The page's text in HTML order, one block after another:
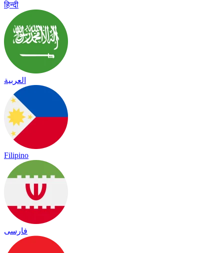
हिन्दी
العربية
Filipino
فارسی